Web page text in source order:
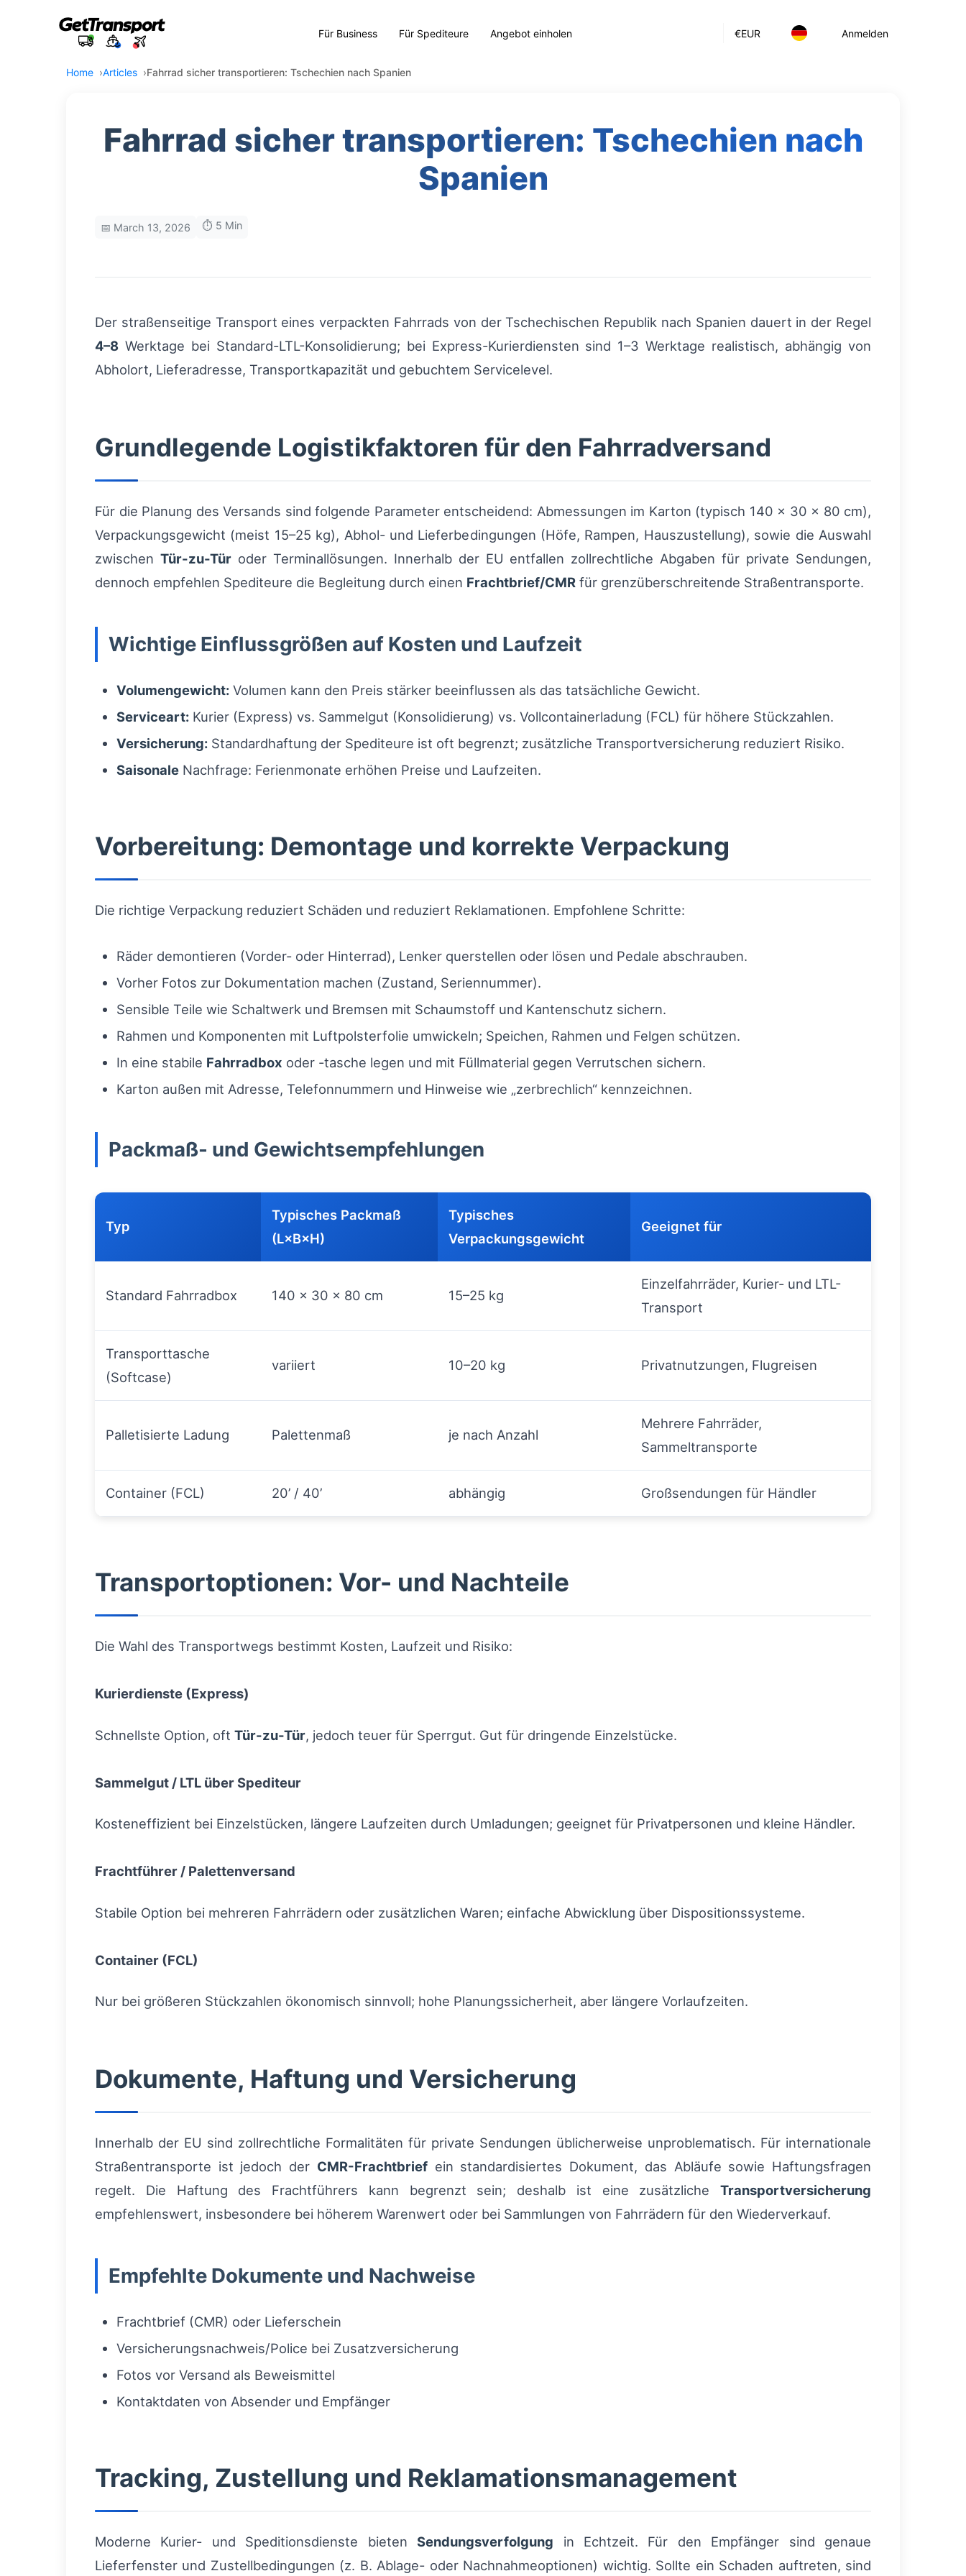
€EUR Anmelden
Für Business Für Spediteure Angebot einholen
Home Articles Fahrrad sicher transportieren: Tschechien nach Spanien
Fahrrad sicher transportieren: Tschechien nach
Spanien
📅 March 13, 2026 ⏱️ 5 Min
Der straßenseitige Transport eines verpackten Fahrrads von der Tschechischen Republik nach Spanien dauert in der Regel
4–8 Werktage bei Standard-LTL-Konsolidierung; bei Express-Kurierdiensten sind 1–3 Werktage realistisch, abhängig von
Abholort, Lieferadresse, Transportkapazität und gebuchtem Servicelevel.
Grundlegende Logistikfaktoren für den Fahrradversand
Für die Planung des Versands sind folgende Parameter entscheidend: Abmessungen im Karton (typisch 140 × 30 × 80 cm),
Verpackungsgewicht (meist 15–25 kg), Abhol- und Lieferbedingungen (Höfe, Rampen, Hauszustellung), sowie die Auswahl
zwischen Tür-zu-Türoder Terminallösungen. Innerhalb der EU entfallen zollrechtliche Abgaben für private Sendungen,
dennoch empfehlen Spediteure die Begleitung durch einen Frachtbrief/CMR für grenzüberschreitende Straßentransporte.
Wichtige Einflussgrößen auf Kosten und Laufzeit
Volumengewicht: Volumen kann den Preis stärker beeinflussen als das tatsächliche Gewicht.
Serviceart: Kurier (Express) vs. Sammelgut (Konsolidierung) vs. Vollcontainerladung (FCL) für höhere Stückzahlen.
Versicherung: Standardhaftung der Spediteure ist oft begrenzt; zusätzliche Transportversicherung reduziert Risiko.
Saisonale Nachfrage: Ferienmonate erhöhen Preise und Laufzeiten.
Vorbereitung: Demontage und korrekte Verpackung
Die richtige Verpackung reduziert Schäden und reduziert Reklamationen. Empfohlene Schritte:
Räder demontieren (Vorder- oder Hinterrad), Lenker querstellen oder lösen und Pedale abschrauben.
Vorher Fotos zur Dokumentation machen (Zustand, Seriennummer).
Sensible Teile wie Schaltwerk und Bremsen mit Schaumstoff und Kantenschutz sichern.
Rahmen und Komponenten mit Luftpolsterfolie umwickeln; Speichen, Rahmen und Felgen schützen.
In eine stabile Fahrradbox oder -tasche legen und mit Füllmaterial gegen Verrutschen sichern.
Karton außen mit Adresse, Telefonnummern und Hinweise wie „zerbrechlich“ kennzeichnen.
Packmaß- und Gewichtsempfehlungen
Typ
Typisches Packmaß
(L×B×H)
Typisches
Verpackungsgewicht
Geeignet für
Standard Fahrradbox 140 × 30 × 80 cm 15–25 kg
Einzelfahrräder, Kurier- und LTL-
Transport
Transporttasche
(Softcase)
variiert 10–20 kg Privatnutzungen, Flugreisen
Palletisierte Ladung Palettenmaß je nach Anzahl
Mehrere Fahrräder,
Sammeltransporte
Container (FCL) 20’ / 40’ abhängig Großsendungen für Händler
Transportoptionen: Vor- und Nachteile
Die Wahl des Transportwegs bestimmt Kosten, Laufzeit und Risiko:
Kurierdienste (Express)
Schnellste Option, oft Tür-zu-Tür, jedoch teuer für Sperrgut. Gut für dringende Einzelstücke.
Sammelgut / LTL über Spediteur
Kosteneffizient bei Einzelstücken, längere Laufzeiten durch Umladungen; geeignet für Privatpersonen und kleine Händler.
Frachtführer / Palettenversand
Stabile Option bei mehreren Fahrrädern oder zusätzlichen Waren; einfache Abwicklung über Dispositionssysteme.
Container (FCL)
Nur bei größeren Stückzahlen ökonomisch sinnvoll; hohe Planungssicherheit, aber längere Vorlaufzeiten.
Dokumente, Haftung und Versicherung
Innerhalb der EU sind zollrechtliche Formalitäten für private Sendungen üblicherweise unproblematisch. Für internationale
Straßentransporte ist jedoch der CMR-Frachtbriefein standardisiertes Dokument, das Abläufe sowie Haftungsfragen
regelt. Die Haftung des Frachtführers kann begrenzt sein; deshalb ist eine zusätzliche Transportversicherung
empfehlenswert, insbesondere bei höherem Warenwert oder bei Sammlungen von Fahrrädern für den Wiederverkauf.
Empfehlte Dokumente und Nachweise
Frachtbrief (CMR) oder Lieferschein
Versicherungsnachweis/Police bei Zusatzversicherung
Fotos vor Versand als Beweismittel
Kontaktdaten von Absender und Empfänger
Tracking, Zustellung und Reklamationsmanagement
Moderne Kurier- und Speditionsdienste bietenSendungsverfolgung in Echtzeit. Für den Empfänger sind genaue
Lieferfenster und Zustellbedingungen (z. B. Ablage- oder Nachnahmeoptionen) wichtig. Sollte ein Schaden auftreten, sind